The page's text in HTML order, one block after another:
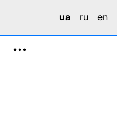
ua ru en
•••